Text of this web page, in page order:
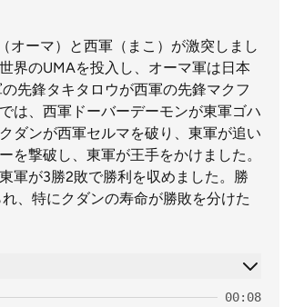
オーマ）と西軍（まこ）が激突しまし
界のUMAを投入し、オーマ軍は日本
先鋒タキタロウが西軍の先鋒マクフ
は、西軍ドーバーデーモンが東軍ゴハ
ダンが西軍セルマを破り、東軍が追い
撃破し、東軍が王手をかけました。
軍が3勝2敗で勝利を収めました。勝
、特にクダンの寿命が勝敗を分けた
00:08